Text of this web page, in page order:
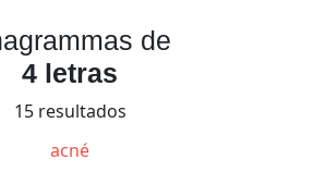
de
4 letras
15 resultados
acné